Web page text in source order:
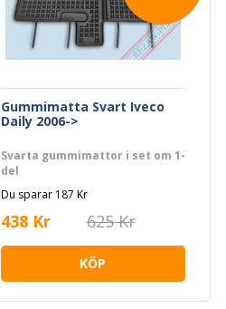
Gummimatta Svart Iveco
Daily 2006->
Svarta gummimattor i set om 1-
del
Du sparar 187 Kr
438 Kr 625 Kr
KÖP